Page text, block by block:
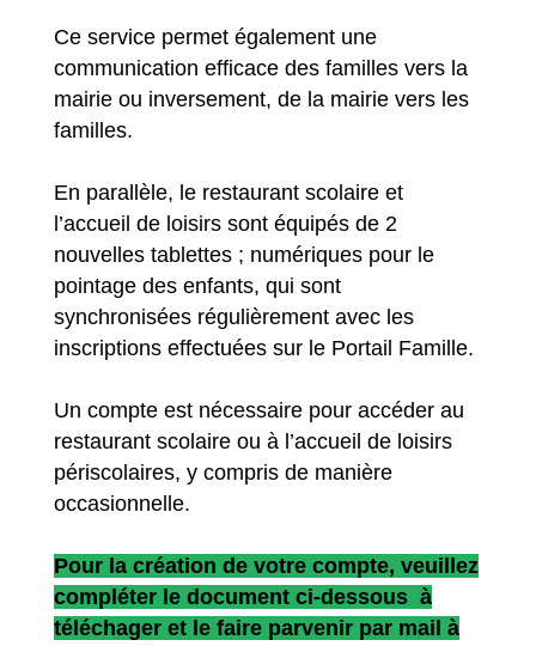
Ce service permet également une
communication efficace des familles vers la
mairie ou inversement, de la mairie vers les
familles.
En parallèle, le restaurant scolaire et
l’accueil de loisirs sont équipés de 2
nouvelles tablettes ; numériques pour le
pointage des enfants, qui sont
synchronisées régulièrement avec les
inscriptions effectuées sur le Portail Famille.
Un compte est nécessaire pour accéder au
restaurant scolaire ou à l’accueil de loisirs
périscolaires, y compris de manière
occasionnelle.
Pour la création de votre compte, veuillez
compléter le document ci-dessous à
téléchager et le faire parvenir par mail à